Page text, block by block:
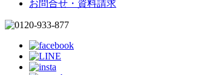
お問合せ・資料請求